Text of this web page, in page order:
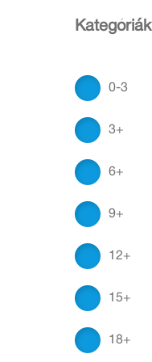
Kategóriák
0-3
3+
6+
9+
12+
15+
18+